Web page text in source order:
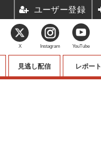
見逃し配信 レポート
X Instagram YouTube
ユーザー登録